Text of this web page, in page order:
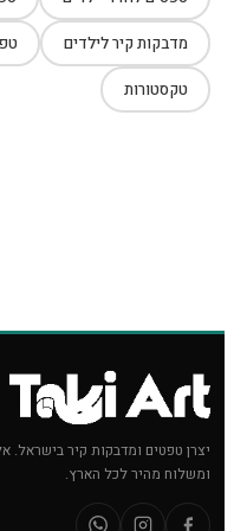
מדבקות קיר לילדים
טקסטורות
יצרן טפטים ומדבקות קיר בישראל.
ומשלוח מהיר לכל הארץ.